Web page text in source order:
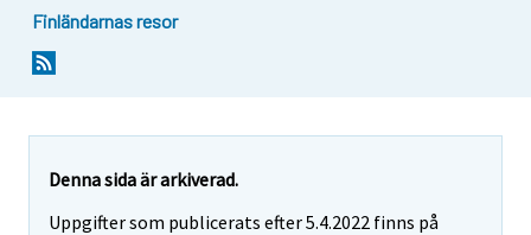
Finländarnas resor
Denna sida är arkiverad.
Uppgifter som publicerats efter 5.4.2022 finns på